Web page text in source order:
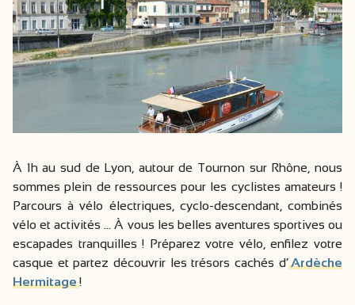
À 1h au sud de Lyon, autour de Tournon sur Rhône, nous
sommes plein de ressources pour les cyclistes amateurs !
Parcours à vélo électriques, cyclo-descendant, combinés
vélo et activités … À vous les belles aventures sportives ou
escapades tranquilles ! Préparez votre vélo, enfilez votre
casque et partez découvrir les trésors cachés d’Ardèche
Hermitage!